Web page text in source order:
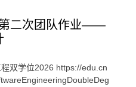
二次团队作业——
双学位2026 https://edu.cn